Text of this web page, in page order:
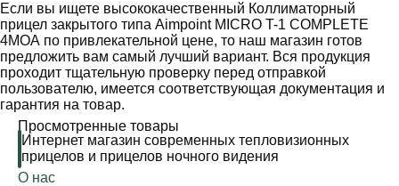
Если вы ищете высококачественный Коллиматорный
прицел закрытого типа Aimpoint MICRO T-1 COMPLETE
4MOA по привлекательной цене, то наш магазин готов
предложить вам самый лучший вариант. Вся продукция
проходит тщательную проверку перед отправкой
пользователю, имеется соответствующая документация и
гарантия на товар.
Просмотренные товары
Интернет магазин современных тепловизионных
прицелов и прицелов ночного видения
О нас